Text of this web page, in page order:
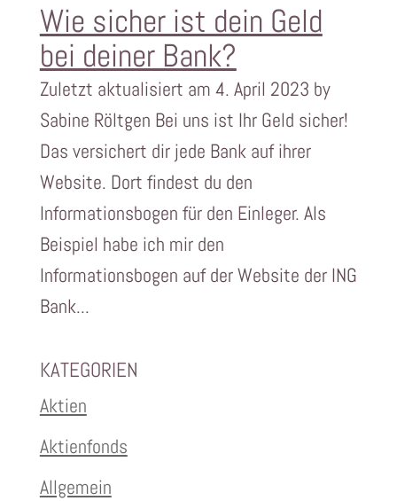
Wie sicher ist dein Geld
bei deiner Bank?
Zuletzt aktualisiert am 4. April 2023 by
Sabine Röltgen Bei uns ist Ihr Geld sicher!
Das versichert dir jede Bank auf ihrer
Website. Dort findest du den
Informationsbogen für den Einleger. Als
Beispiel habe ich mir den
Informationsbogen auf der Website der ING
Bank...
KATEGORIEN
Aktien
Aktienfonds
Allgemein